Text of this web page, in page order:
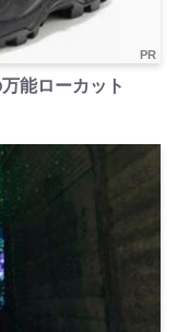
PR
能ローカット